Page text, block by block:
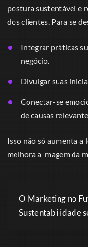
postura sustentável e
dos clientes. Para se
Integrar práticas
negócio.
Divulgar suas
Conectar-se
de causas
Isso não só aumenta a
melhora a imagem da
O Marketing no
Sustentabilidade